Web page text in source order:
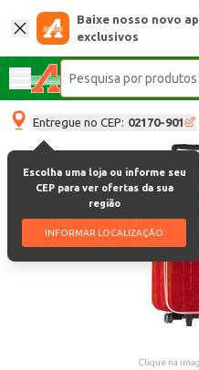
Baixe nosso novo
exclusivos
Entregue no CEP: 02170-901
Escolha uma loja ou informe seu
CEP para ver ofertas da sua
região
INFORMAR LOCALIZAÇÃO
Clique na